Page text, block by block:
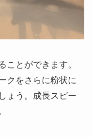
ことができます。
クをさらに粉状に
ょう。成長スピー